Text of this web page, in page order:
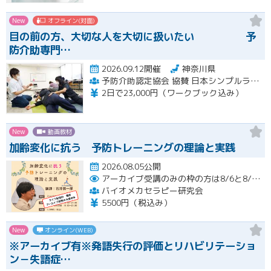
New オフライン(対面)
目の前の方、大切な人を大切に扱いたい 予
防介助専門…
2026.09.12開催
神奈川県
予防介助認定協会 協賛 日本シンプルラーニング協会 楽な動きの学習会
2日で23,000円（ワークブック込み）
New 動画教材
加齢変化に抗う 予防トレーニングの理論と実践
2026.08.05公開
アーカイブ受講のみの枠の方は8/6と8/20におこなわれる配信終了後に視聴URLをお送りします。
バイオメカセラピー研究会
5500円（税込み）
New オンライン(WEB)
※アーカイブ有※発語失行の評価とリハビリテーショ
ン－失語症…